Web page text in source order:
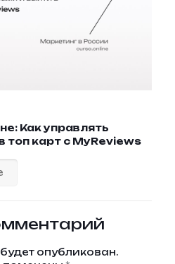
Как управлять
топ карт с MyReviews
опубликован.